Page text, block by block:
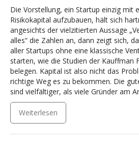
Die Vorstellung, ein Startup einzig mit
Risikokapital aufzubauen, hält sich
angesichts der vielzitierten Aussage
alles“ die Zahlen an, dann zeigt sich,
aller Startups ohne eine klassische
starten, wie die Studien der Kauffman
belegen. Kapital ist also nicht das
richtige Weg es zu bekommen. Die
sind vielfältiger, als viele Gründer am
Weiterlesen